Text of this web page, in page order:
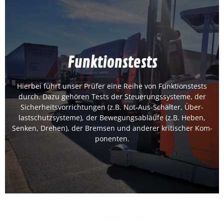
Funk­tion­stests
Hier­bei führt unser Prüfer eine Rei­he von Funk­tion­stests
durch. Dazu gehören Tests der Steuerungssys­teme, der
Sicher­heitsvor­rich­tun­gen (z.B. Not-Aus-Schal­ter, Über­
lastschutzsys­teme), der Bewe­gungsabläufe (z.B. Heben,
Senken, Drehen), der Brem­sen und ander­er kri­tis­ch­er Kom­
po­nen­ten.
Funk­tion­stests
zur Akademie